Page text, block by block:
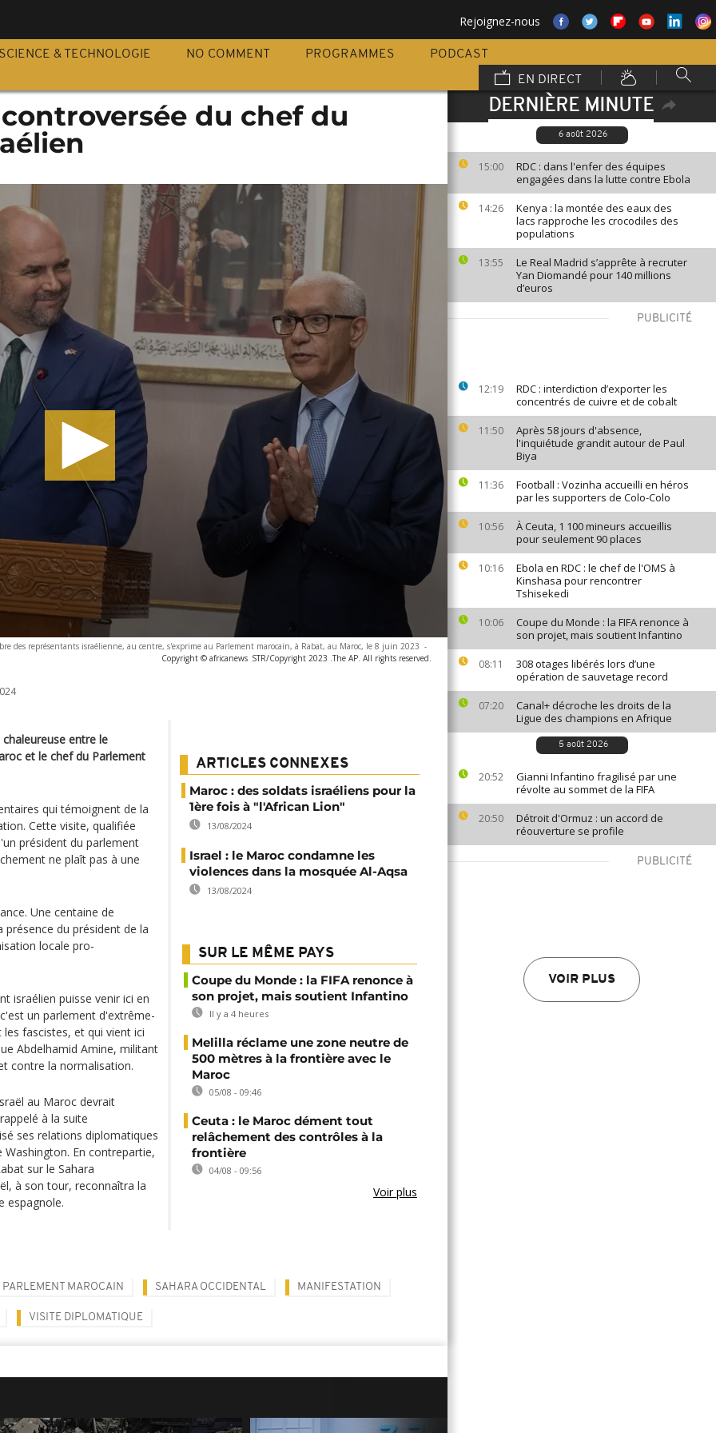
Rejoignez-nous
SCIENCE & TECHNOLOGIE NO COMMENT PROGRAMMES
PODCAST
EN DIRECT
DERNIÈRE MINUTE
6 août 2026
15:00
RDC : dans l'enfer des équipes
engagées dans la lutte contre Ebola
14:26
Kenya : la montée des eaux des
lacs rapproche les crocodiles des
populations
13:55
Le Real Madrid s’apprête à recruter
Yan Diomandé pour 140 millions
d’euros
PUBLICITÉ
12:19
RDC : interdiction d’exporter les
concentrés de cuivre et de cobalt
11:50
Après 58 jours d'absence,
l'inquiétude grandit autour de Paul
Biya
11:36
Football : Vozinha accueilli en héros
par les supporters de Colo-Colo
10:56
À Ceuta, 1 100 mineurs accueillis
pour seulement 90 places
10:16
Ebola en RDC : le chef de l'OMS à
Kinshasa pour rencontrer
Tshisekedi
10:06
Coupe du Monde : la FIFA renonce à
son projet, mais soutient Infantino
08:11
308 otages libérés lors d’une
opération de sauvetage record
07:20
Canal+ décroche les droits de la
Ligue des champions en Afrique
5 août 2026
20:52
Gianni Infantino fragilisé par une
révolte au sommet de la FIFA
20:50
Détroit d'Ormuz : un accord de
réouverture se profile
PUBLICITÉ
VOIR PLUS
du chef du
des représentants israélienne, au centre, s'exprime au Parlement marocain, à Rabat, au Maroc, le 8 juin 2023 -
Copyright © africanews STR/Copyright 2023 .The AP. All rights reserved.
entre le
et le chef du Parlement
qui témoignent de la
Cette visite, qualifiée
président du parlement
ne plaît pas à une
Une centaine de
du président de la
locale pro-
israélien puisse venir ici en
un parlement d'extrême-
fascistes, et qui vient ici
Abdelhamid Amine, militant
contre la normalisation.
au Maroc devrait
à la suite
ses relations diplomatiques
En contrepartie,
sur le Sahara
à son tour, reconnaîtra la
espagnole.
ARTICLES CONNEXES
Maroc : des soldats israéliens pour la
1ère fois à "l'African Lion"
13/08/2024
Israel : le Maroc condamne les
violences dans la mosquée Al-Aqsa
13/08/2024
SUR LE MÊME PAYS
Coupe du Monde : la FIFA renonce à
son projet, mais soutient Infantino
Il y a 4 heures
Melilla réclame une zone neutre de
500 mètres à la frontière avec le
Maroc
05/08 - 09:46
Ceuta : le Maroc dément tout
relâchement des contrôles à la
frontière
04/08 - 09:56
Voir plus
PARLEMENT MAROCAIN SAHARA OCCIDENTAL MANIFESTATION
VISITE DIPLOMATIQUE